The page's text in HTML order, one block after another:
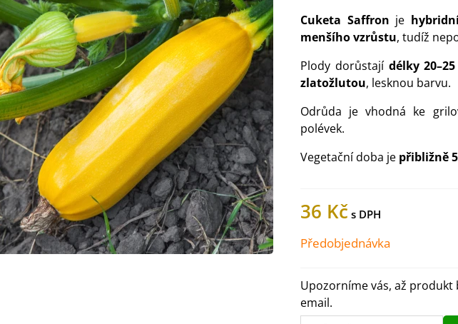
Cuketa Saffron je
menšího vzrůstu, tudíž
Plody dorůstají délky
zlatožlutou, lesknou barvu.
Odrůda je vhodná ke
polévek.
Vegetační doba je přibližně
36 Kč
Předobjednávka
Upozorníme vás, až produkt
email.